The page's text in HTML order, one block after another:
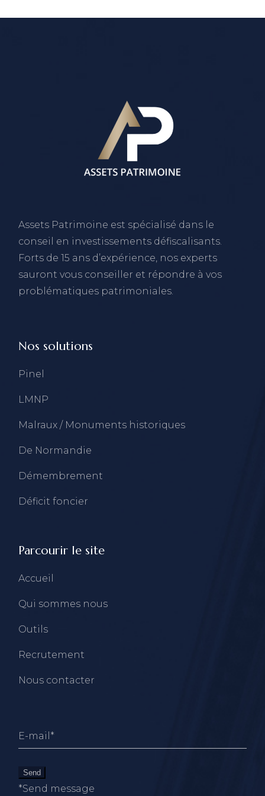
Assets Patrimoine est spécialisé dans le
conseil en investissements défiscalisants.
Forts de 15 ans d’expérience, nos experts
sauront vous conseiller et répondre à vos
problématiques patrimoniales.
Nos solutions
Pinel
LMNP
Malraux / Monuments historiques
De Normandie
Démembrement
Déficit foncier
Parcourir le site
Accueil
Qui sommes nous
Outils
Recrutement
Nous contacter
Send
*Send message